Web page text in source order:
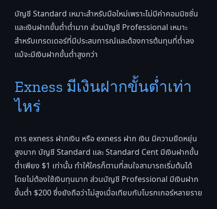
บัญชี Standard เหมาะสำหรับมือใหม่เพราะไม่มีค่าคอมมิชชั่น
และเงินฝากขั้นต่ำต่ำมาก ส่วนบัญชี Professional เหมาะ
สำหรับเทรดเดอร์ที่มีประสบการณ์และต้องการต้นทุนที่ต่ำลง
แม้จะมีเงินฝากขั้นต่ำสูงกว่า
Exness มีเงินฝากขั้นต่ำเท่า
ไหร่
การ exness ฝากเงิน หรือ exness ฝาก เงิน มีความยืดหยุ่น
สูงมาก บัญชี Standard และ Standard Cent มีเงินฝากขั้น
ต่ำเพียง $1 เท่านั้น ทำให้ใครก็ตามที่สนใจสามารถเริ่มต้นได้
โดยไม่ต้องใช้เงินทุนมาก ส่วนบัญชี Professional มีเงินฝาก
ขั้นต่ำ $200 ซึ่งยังถือว่าไม่สูงเมื่อเทียบกับโบรกเกอร์หลายราย